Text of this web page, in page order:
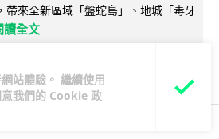
站體驗。 繼續使用
我們的 Cookie 政
帶來全新區域「盤蛇島」、地城「毒牙
讀全文